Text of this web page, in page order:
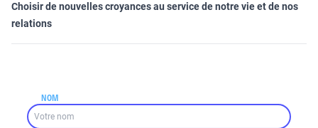
Choisir de nouvelles croyances au service de notre vie et de nos
relations
NOM